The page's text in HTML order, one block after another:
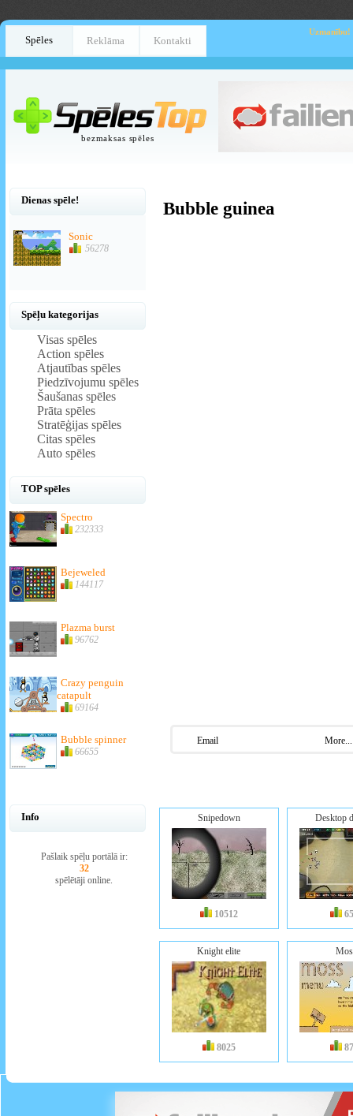
Spēles Reklāma Kontakti
Uzmanību!
bezmaksas spēles
Dienas spēle!
Sonic
56278
Spēļu kategorijas
Visas spēles
Action spēles
Atjautības spēles
Piedzīvojumu spēles
Šaušanas spēles
Prāta spēles
Stratēģijas spēles
Citas spēles
Auto spēles
TOP spēles
Spectro
232333
Bejeweled
144117
Plazma burst
96762
Crazy penguin
catapult
69164
Bubble spinner
66655
Info
Pašlaik spēļu portālā ir:
32
spēlētāji online.
Bubble guinea
Email More...
Snipedown
10512
Desktop
Knight elite
8025